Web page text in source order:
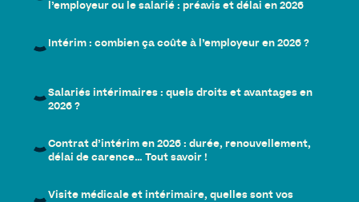
l’employeur ou le salarié : préavis et délai en 2026
Intérim : combien ça coûte à l’employeur en 2026 ?
Salariés intérimaires : quels droits et avantages en
2026 ?
Contrat d’intérim en 2026 : durée, renouvellement,
délai de carence… Tout savoir !
Visite médicale et intérimaire, quelles sont vos